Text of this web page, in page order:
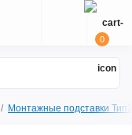
0
Монтажные подставки Тип2